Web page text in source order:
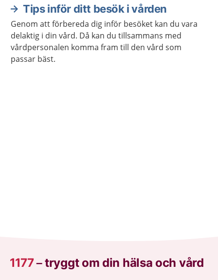
en operation.
Tips inför ditt besök i vården
Genom att förbereda dig inför besöket kan du vara
delaktig i din vård. Då kan du tillsammans med
vårdpersonalen komma fram till den vård som
passar bäst.
1177–tryggt om din hälsa och vård